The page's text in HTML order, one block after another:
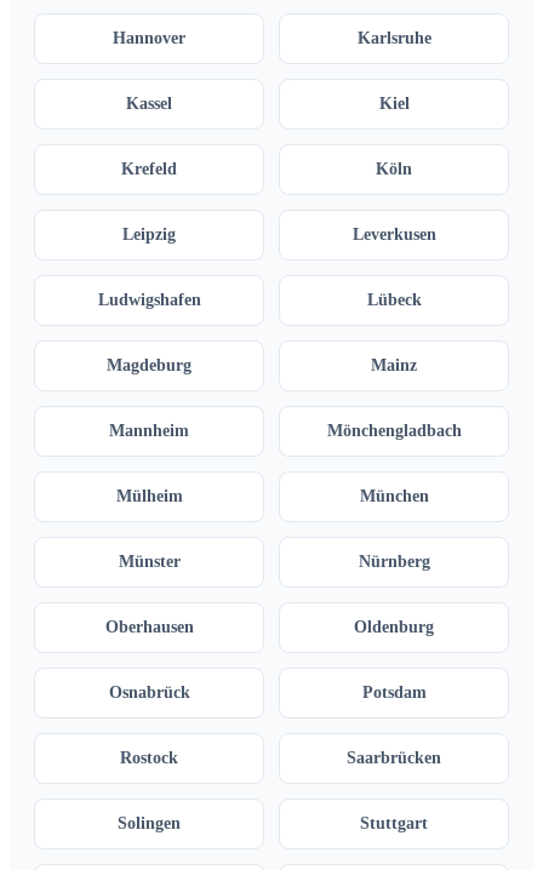
Hannover Karlsruhe
Kassel Kiel
Krefeld Köln
Leipzig Leverkusen
Ludwigshafen Lübeck
Magdeburg Mainz
Mannheim Mönchengladbach
Mülheim München
Münster Nürnberg
Oberhausen Oldenburg
Osnabrück Potsdam
Rostock Saarbrücken
Solingen Stuttgart